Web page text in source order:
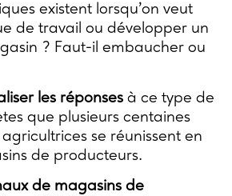
existent lorsqu’on veut
de travail ou développer un
? Faut-il embaucher ou
les réponses à ce type de
que plusieurs centaines
se réunissent en
de producteurs.
de magasins de